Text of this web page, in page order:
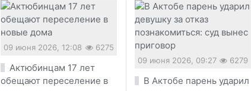
09 июня 2026, 12:08 6275
Актюбинцам 17 лет
обещают переселение в
09 июня 2026, 09:27 6279
В Актобе парень ударил